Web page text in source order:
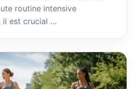
routine intensive
il est crucial …